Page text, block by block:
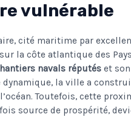
vulnérable
cité maritime par
la côte atlantique des
navals réputéset
dynamique, la ville a
Toutefois, cette
source de prospérité,